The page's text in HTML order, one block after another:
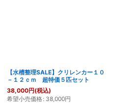
【水槽整理SALE】クリレンカー１０
－１２ｃｍ 超特価５匹セット
38,000円(税込)
希望小売価格: 38,000円